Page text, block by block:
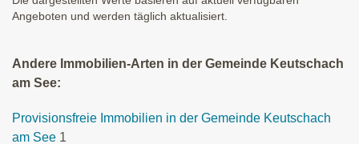
Angeboten und werden täglich aktualisiert.
Andere Immobilien-Arten in der Gemeinde Keutschach
am See:
Provisionsfreie Immobilien in der Gemeinde Keutschach
am See 1